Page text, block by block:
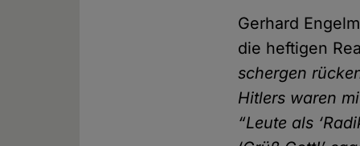
Gerhard
die heftigen
schergen
Hitlers waren
“Leute als